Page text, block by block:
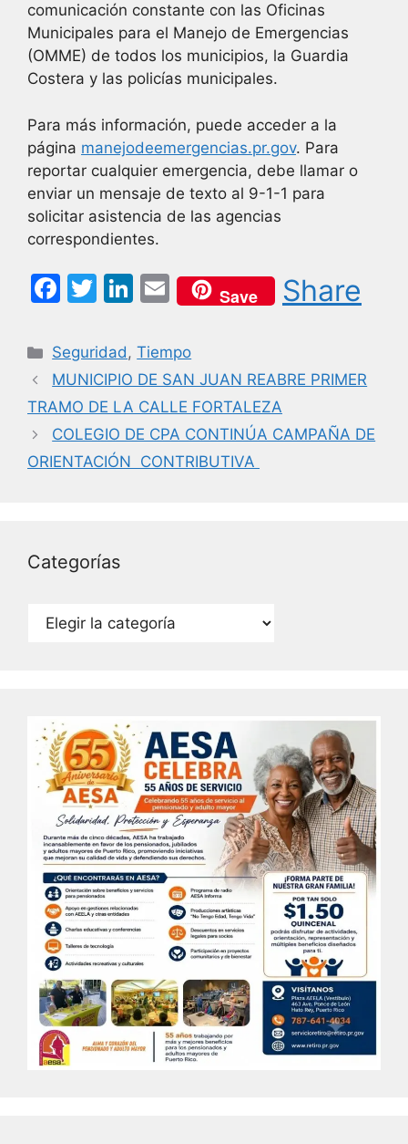
comunicación constante con las Oficinas
Municipales para el Manejo de Emergencias
(OMME) de todos los municipios, la Guardia
Costera y las policías municipales.
Para más información, puede acceder a la
página manejodeemergencias.pr.gov. Para
reportar cualquier emergencia, debe llamar o
enviar un mensaje de texto al 9-1-1 para
solicitar asistencia de las agencias
correspondientes.
F
c
e
b
o
o
T
itt
er
Li
k
e
dI
n
E
m
ai
l
Save Share
Categorías
Seguridad,Tiempo
MUNICIPIO DE SAN JUAN REABRE PRIMER
TRAMO DE LA CALLE FORTALEZA
COLEGIO DE CPA CONTINÚA CAMPAÑA DE
ORIENTACIÓN CONTRIBUTIVA
Categorías
Categorías